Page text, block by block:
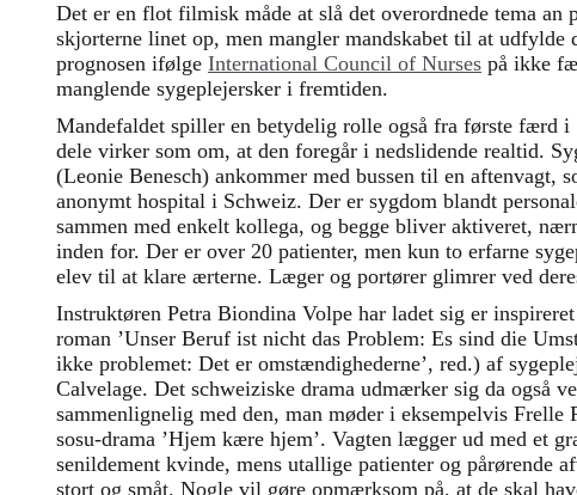
Det er en flot filmisk måde at slå det overordnede tema an
skjorterne linet op, men mangler mandskabet til at udfylde
prognosen ifølge International Council of Nurses på ikke
manglende sygeplejersker i fremtiden.
Mandefaldet spiller en betydelig rolle også fra første færd i
dele virker som om, at den foregår i nedslidende realtid.
(Leonie Benesch) ankommer med bussen til en aftenvagt,
anonymt hospital i Schweiz. Der er sygdom blandt
sammen med enkelt kollega, og begge bliver aktiveret,
inden for. Der er over 20 patienter, men kun to erfarne
elev til at klare ærterne. Læger og portører glimrer ved
Instruktøren Petra Biondina Volpe har ladet sig er
roman ’Unser Beruf ist nicht das Problem: Es sind die
ikke problemet: Det er omstændighederne’, red.) af
Calvelage. Det schweiziske drama udmærker sig da også
sammenlignelig med den, man møder i eksempelvis Frelle
sosu-drama ’Hjem kære hjem’. Vagten lægger ud med et
senildement kvinde, mens utallige patienter og pårørende
stort og småt. Nogle vil gøre opmærksom på, at de skal